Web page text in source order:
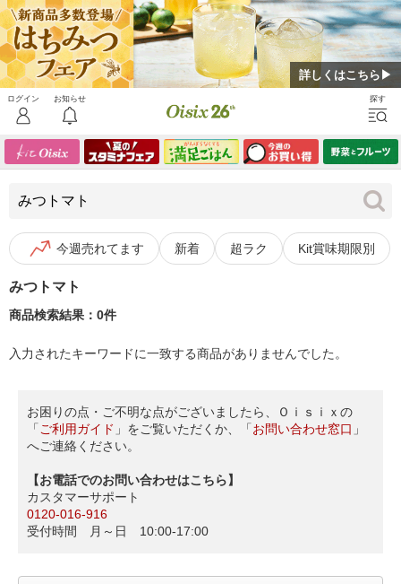
詳しくはこちら▶
今週売れてます 新着 超ラク Kit賞味期限別
みつトマト
商品検索結果：0件
入力されたキーワードに一致する商品がありませんでした。
お困りの点・ご不明な点がございましたら、Ｏｉｓｉｘの
「 ご利用ガイド 」をご覧いただくか、「お問い合わせ窓口 」
へご連絡ください。
【お電話でのお問い合わせはこちら】
カスタマーサポート
0120-016-916
受付時間 月～日 10:00-17:00